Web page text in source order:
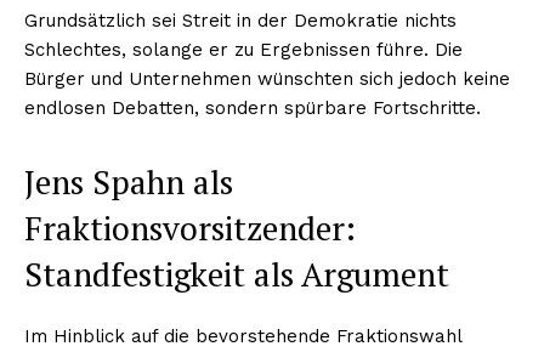
Grundsätzlich sei Streit in der Demokratie nichts
Schlechtes, solange er zu Ergebnissen führe. Die
Bürger und Unternehmen wünschten sich jedoch keine
endlosen Debatten, sondern spürbare Fortschritte.
Jens Spahn als
Fraktionsvorsitzender:
Standfestigkeit als Argument
Im Hinblick auf die bevorstehende Fraktionswahl